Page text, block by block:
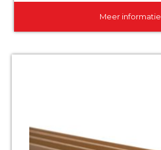
Meer informatie